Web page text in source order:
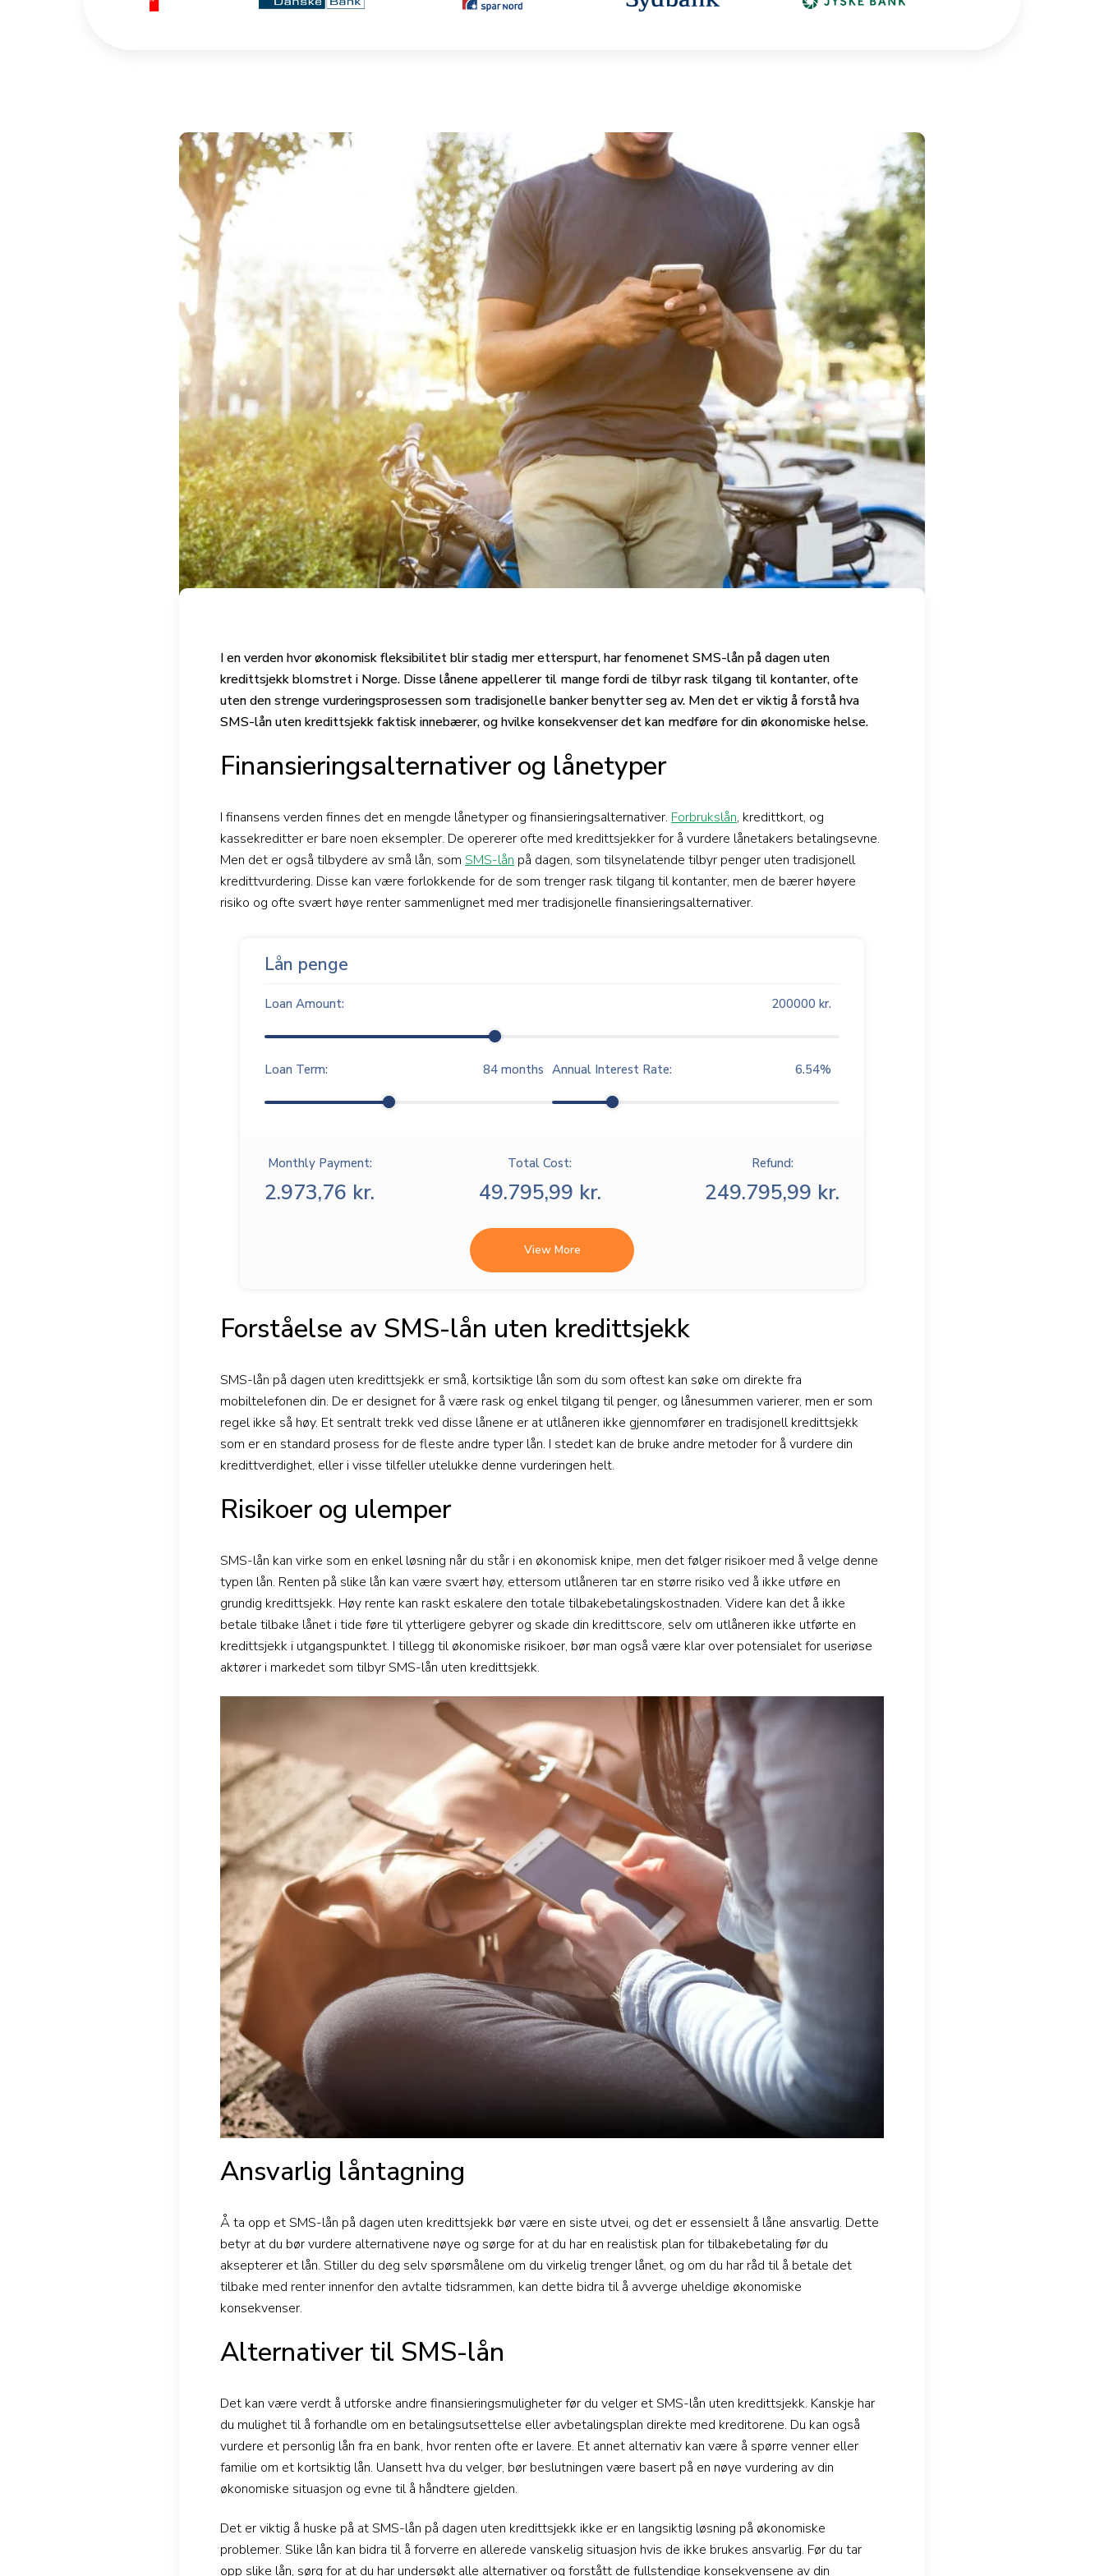
I en verden hvor økonomisk fleksibilitet blir stadig mer etterspurt, har fenomenet SMS-lån på dagen uten
kredittsjekk blomstret i Norge. Disse lånene appellerer til mange fordi de tilbyr rask tilgang til kontanter, ofte
uten den strenge vurderingsprosessen som tradisjonelle banker benytter seg av. Men det er viktig å forstå hva
SMS-lån uten kredittsjekk faktisk innebærer, og hvilke konsekvenser det kan medføre for din økonomiske helse.
Finansieringsalternativer og lånetyper
I finansens verden finnes det en mengde lånetyper og finansieringsalternativer. Forbrukslån, kredittkort, og
kassekreditter er bare noen eksempler. De opererer ofte med kredittsjekker for å vurdere lånetakers betalingsevne.
Men det er også tilbydere av små lån, som SMS-lån på dagen, som tilsynelatende tilbyr penger uten tradisjonell
kredittvurdering. Disse kan være forlokkende for de som trenger rask tilgang til kontanter, men de bærer høyere
risiko og ofte svært høye renter sammenlignet med mer tradisjonelle finansieringsalternativer.
Lån penge
Loan Amount: 200000 kr.
Loan Term: 84 months Annual Interest Rate: 6.54%
Monthly Payment:
2.973,76 kr.
Total Cost:
49.795,99 kr.
Refund:
249.795,99 kr.
View More
Forståelse av SMS-lån uten kredittsjekk
SMS-lån på dagen uten kredittsjekk er små, kortsiktige lån som du som oftest kan søke om direkte fra
mobiltelefonen din. De er designet for å være rask og enkel tilgang til penger, og lånesummen varierer, men er som
regel ikke så høy. Et sentralt trekk ved disse lånene er at utlåneren ikke gjennomfører en tradisjonell kredittsjekk
som er en standard prosess for de fleste andre typer lån. I stedet kan de bruke andre metoder for å vurdere din
kredittverdighet, eller i visse tilfeller utelukke denne vurderingen helt.
Risikoer og ulemper
SMS-lån kan virke som en enkel løsning når du står i en økonomisk knipe, men det følger risikoer med å velge denne
typen lån. Renten på slike lån kan være svært høy, ettersom utlåneren tar en større risiko ved å ikke utføre en
grundig kredittsjekk. Høy rente kan raskt eskalere den totale tilbakebetalingskostnaden. Videre kan det å ikke
betale tilbake lånet i tide føre til ytterligere gebyrer og skade din kredittscore, selv om utlåneren ikke utførte en
kredittsjekk i utgangspunktet. I tillegg til økonomiske risikoer, bør man også være klar over potensialet for useriøse
aktører i markedet som tilbyr SMS-lån uten kredittsjekk.
Ansvarlig låntagning
Å ta opp et SMS-lån på dagen uten kredittsjekk bør være en siste utvei, og det er essensielt å låne ansvarlig. Dette
betyr at du bør vurdere alternativene nøye og sørge for at du har en realistisk plan for tilbakebetaling før du
aksepterer et lån. Stiller du deg selv spørsmålene om du virkelig trenger lånet, og om du har råd til å betale det
tilbake med renter innenfor den avtalte tidsrammen, kan dette bidra til å avverge uheldige økonomiske
konsekvenser.
Alternativer til SMS-lån
Det kan være verdt å utforske andre finansieringsmuligheter før du velger et SMS-lån uten kredittsjekk. Kanskje har
du mulighet til å forhandle om en betalingsutsettelse eller avbetalingsplan direkte med kreditorene. Du kan også
vurdere et personlig lån fra en bank, hvor renten ofte er lavere. Et annet alternativ kan være å spørre venner eller
familie om et kortsiktig lån. Uansett hva du velger, bør beslutningen være basert på en nøye vurdering av din
økonomiske situasjon og evne til å håndtere gjelden.
Det er viktig å huske på at SMS-lån på dagen uten kredittsjekk ikke er en langsiktig løsning på økonomiske
problemer. Slike lån kan bidra til å forverre en allerede vanskelig situasjon hvis de ikke brukes ansvarlig. Før du tar
opp slike lån, sørg for at du har undersøkt alle alternativer og forstått de fullstendige konsekvensene av din